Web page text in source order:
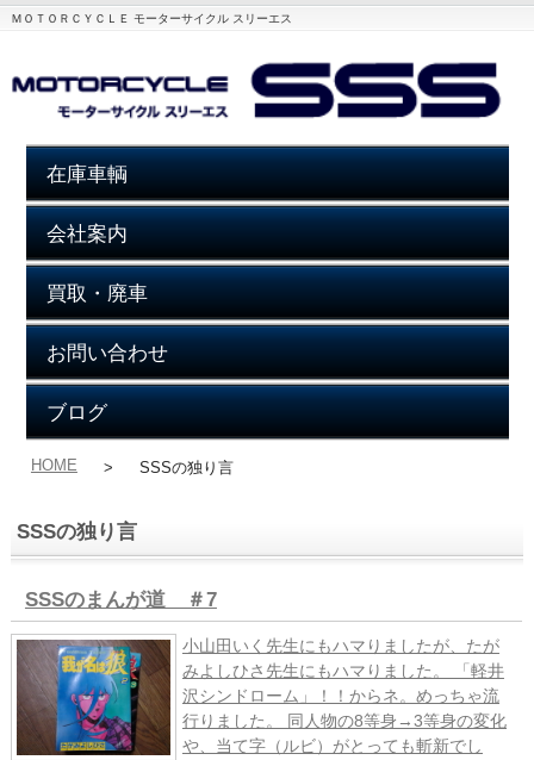
ＭＯＴＯＲＣＹＣＬＥ モーターサイクル スリーエス
在庫車輌
会社案内
買取・廃車
お問い合わせ
ブログ
HOME > SSSの独り言
SSSの独り言
SSSのまんが道 ＃7
小山田いく先生にもハマりましたが、たが
みよしひさ先生にもハマりました。 「軽井
沢シンドローム」！！からネ。めっちゃ流
行りました。 同人物の8等身→3等身の変化
や、当て字（ルビ）がとっても斬新でし